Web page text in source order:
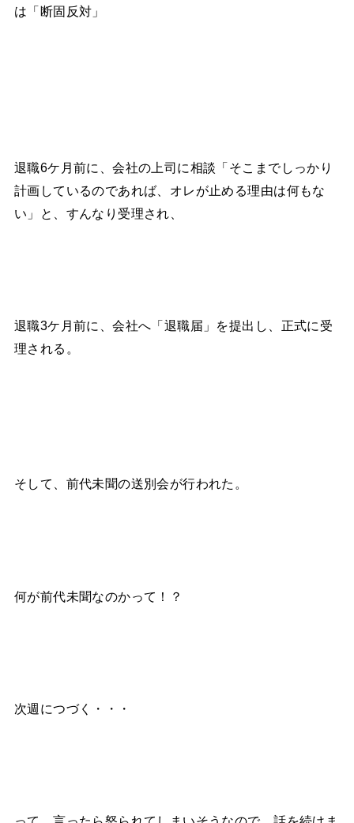
は「断固反対」
退職6ケ月前に、会社の上司に相談「そこまでしっかり
計画しているのであれば、オレが止める理由は何もな
い」と、すんなり受理され、
退職3ケ月前に、会社へ「退職届」を提出し、正式に受
理される。
そして、前代未聞の送別会が行われた。
何が前代未聞なのかって！？
次週につづく・・・